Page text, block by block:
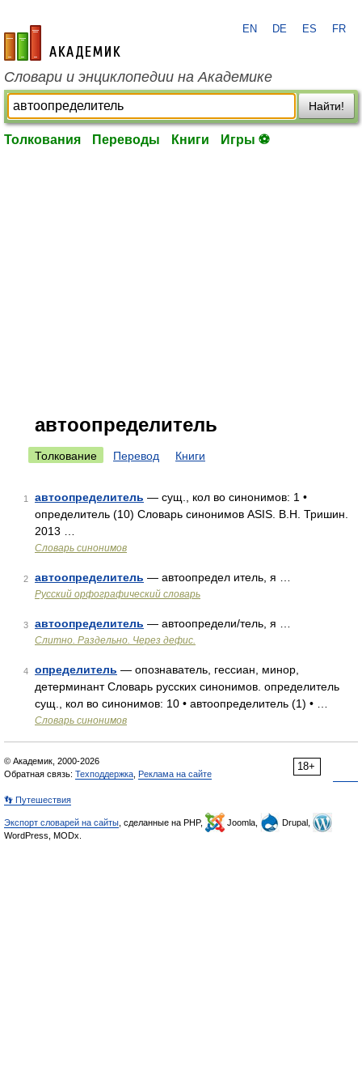
academic.ru
EN DE ES FR
Словари и энциклопедии на Академике
Найти!
Толкования Переводы Книги Игры ⚽
автоопределитель
Толкование Перевод Книги
1 автоопределитель — сущ., кол во синонимов: 1 •
определитель (10) Словарь синонимов ASIS. В.Н. Тришин.
2013 …
Словарь синонимов
2 автоопределитель — автоопредел итель, я …
Русский орфографический словарь
3 автоопределитель — автоопредели/тель, я …
Слитно. Раздельно. Через дефис.
4 определитель — опознаватель, гессиан, минор,
детерминант Словарь русских синонимов. определитель
сущ., кол во синонимов: 10 • автоопределитель (1) • …
Словарь синонимов
18+
© Академик, 2000-2026
Обратная связь: Техподдержка Реклама на сайте
👣 Путешествия
Экспорт словарей на сайты , сделанные на PHP, Joomla,
Drupal,
WordPress, MODx.